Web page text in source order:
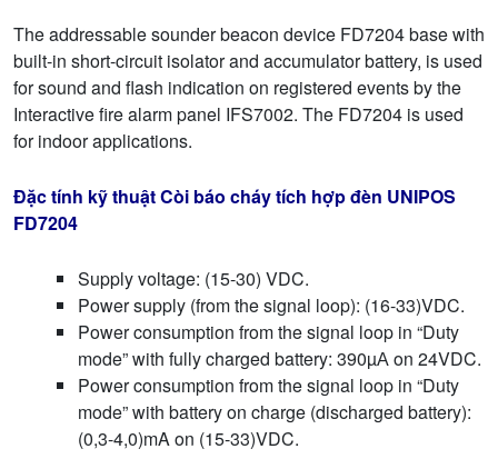
The addressable sounder beacon device FD7204 base with
built-in short-circuit isolator and accumulator battery, is used
for sound and flash indication on registered events by the
Interactive fire alarm panel IFS7002. The FD7204 is used
for indoor applications.
Đặc tính kỹ thuật Còi báo cháy tích hợp đèn UNIPOS
FD7204
Supply voltage: (15-30) VDC.
Power supply (from the signal loop): (16-33)VDC.
Power consumption from the signal loop in “Duty
mode” with fully charged battery: 390µА on 24VDC.
Power consumption from the signal loop in “Duty
mode” with battery on charge (discharged battery):
(0,3-4,0)mA on (15-33)VDC.